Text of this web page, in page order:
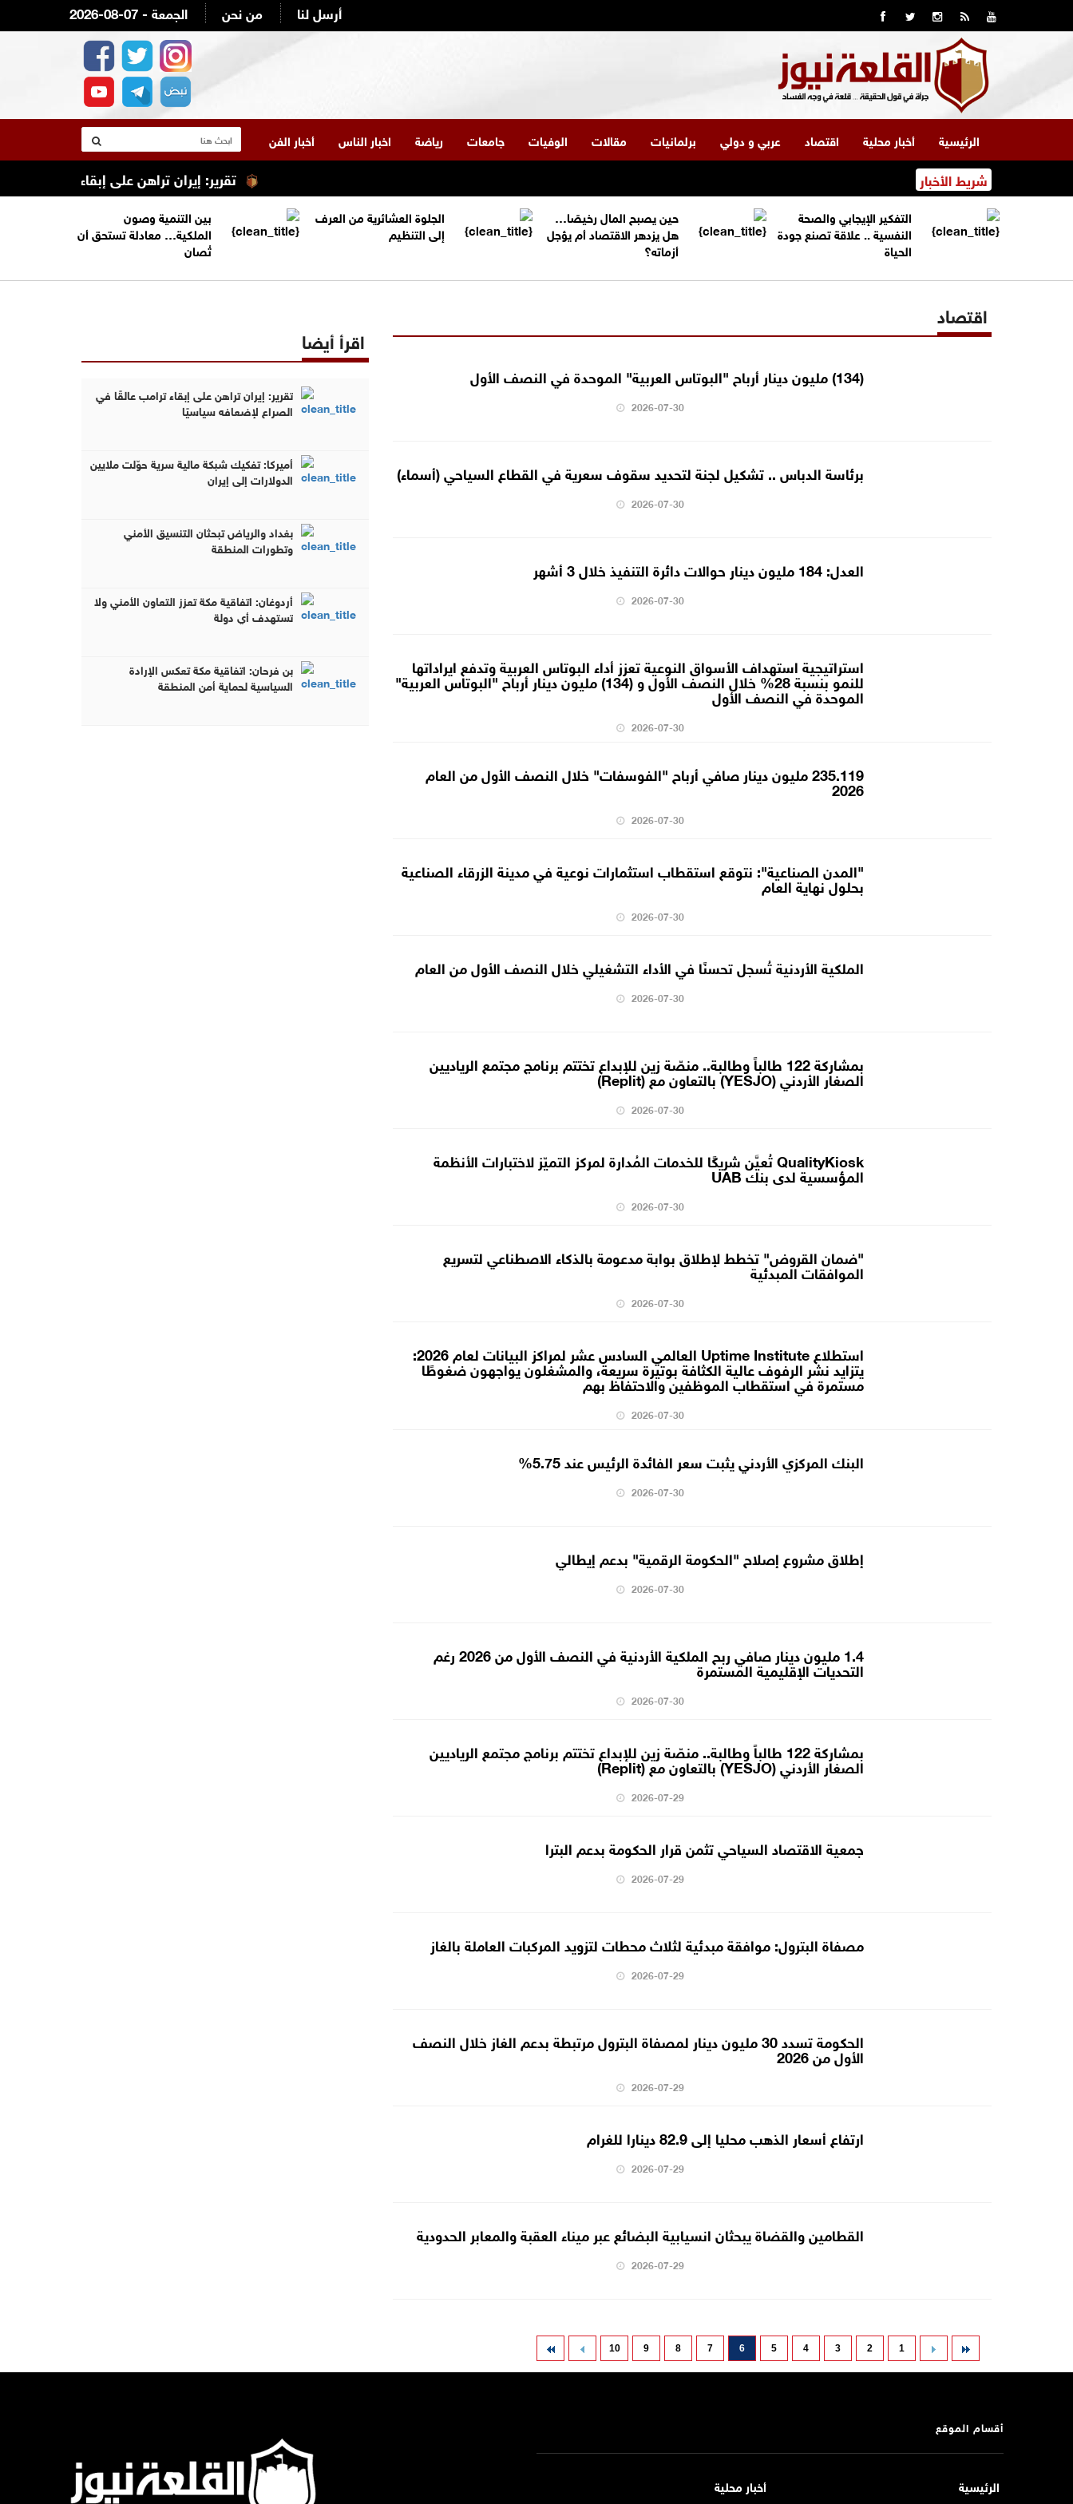
2026-08-07 - الجمعة من نحن أرسل لنا
الرئيسية أخبار محلية اقتصاد عربي و دولي برلمانيات مقالات الوفيات جامعات رياضة اخبار الناس أخبار الفن
شريط الأخبار تقرير: إيران تراهن على إبقاء ترامب عالقًا في
التفكير الإيجابي والصحة
النفسية .. علاقة تصنع جودة
الحياة
حين يصبح المال رخيصًا…
هل يزدهر الاقتصاد أم يؤجل
أزماته؟
الجلوة العشائرية من العرف
إلى التنظيم
بين التنمية وصون
الملكية… معادلة تستحق أن
تُصان
اقتصاد
(134) مليون دينار أرباح "البوتاس العربية" الموحدة في النصف الأول
2026-07-30
برئاسة الدباس .. تشكيل لجنة لتحديد سقوف سعرية في القطاع السياحي (أسماء)
2026-07-30
العدل: 184 مليون دينار حوالات دائرة التنفيذ خلال 3 أشهر
2026-07-30
استراتيجية استهداف الأسواق النوعية تعزز أداء البوتاس العربية وتدفع ايراداتها
للنمو بنسبة 28% خلال النصف الأول و (134) مليون دينار أرباح "البوتاس العربية"
الموحدة في النصف الأول
2026-07-30
235.119 مليون دينار صافي أرباح "الفوسفات" خلال النصف الأول من العام
2026
2026-07-30
"المدن الصناعية": نتوقع استقطاب استثمارات نوعية في مدينة الزرقاء الصناعية
بحلول نهاية العام
2026-07-30
الملكية الأردنية تُسجل تحسنًا في الأداء التشغيلي خلال النصف الأول من العام
2026-07-30
بمشاركة 122 طالباً وطالبة.. منصّة زين للإبداع تختتم برنامج مجتمع الرياديين
الصغار الأردني (YESJO) بالتعاون مع (Replit)
2026-07-30
QualityKiosk تُعيَّن شريكًا للخدمات المُدارة لمركز التميّز لاختبارات الأنظمة
المؤسسية لدى بنك UAB
2026-07-30
"ضمان القروض" تخطط لإطلاق بوابة مدعومة بالذكاء الاصطناعي لتسريع
الموافقات المبدئية
2026-07-30
استطلاع Uptime Institute العالمي السادس عشر لمراكز البيانات لعام 2026:
يتزايد نشر الرفوف عالية الكثافة بوتيرة سريعة، والمشغلون يواجهون ضغوطًا
مستمرة في استقطاب الموظفين والاحتفاظ بهم
2026-07-30
البنك المركزي الأردني يثبت سعر الفائدة الرئيس عند 5.75%
2026-07-30
إطلاق مشروع إصلاح "الحكومة الرقمية" بدعم إيطالي
2026-07-30
1.4 مليون دينار صافي ربح الملكية الأردنية في النصف الأول من 2026 رغم
التحديات الإقليمية المستمرة
2026-07-30
بمشاركة 122 طالباً وطالبة.. منصّة زين للإبداع تختتم برنامج مجتمع الرياديين
الصغار الأردني (YESJO) بالتعاون مع (Replit)
2026-07-29
جمعية الاقتصاد السياحي تثمن قرار الحكومة بدعم البترا
2026-07-29
مصفاة البترول: موافقة مبدئية لثلاث محطات لتزويد المركبات العاملة بالغاز
2026-07-29
الحكومة تسدد 30 مليون دينار لمصفاة البترول مرتبطة بدعم الغاز خلال النصف
الأول من 2026
2026-07-29
ارتفاع أسعار الذهب محليا إلى 82.9 دينارا للغرام
2026-07-29
القطامين والقضاة يبحثان انسيابية البضائع عبر ميناء العقبة والمعابر الحدودية
2026-07-29
1
2
3
4
5
6
7
8
9
10
اقرأ أيضا
تقرير: إيران تراهن على إبقاء ترامب عالقًا في
الصراع لإضعافه سياسيًا
أميركا: تفكيك شبكة مالية سرية حوّلت ملايين
الدولارات إلى إيران
بغداد والرياض تبحثان التنسيق الأمني
وتطورات المنطقة
أردوغان: اتفاقية مكة تعزز التعاون الأمني ولا
تستهدف أي دولة
بن فرحان: اتفاقية مكة تعكس الإرادة
السياسية لحماية أمن المنطقة
أقسام الموقع
الرئيسية
أخبار محلية